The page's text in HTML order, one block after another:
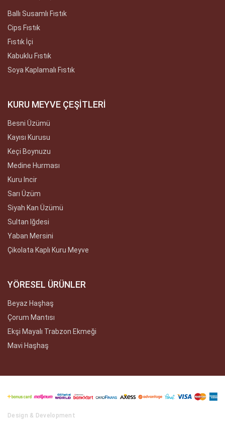
Ballı Susamlı Fıstık
Cips Fıstık
Fıstık İçi
Kabuklu Fıstık
Soya Kaplamalı Fıstık
KURU MEYVE ÇEŞİTLERİ
Besni Üzümü
Kayısı Kurusu
Keçi Boynuzu
Medine Hurması
Kuru Incir
Sarı Üzüm
Siyah Kan Üzümü
Sultan Iğdesi
Yaban Mersini
Çikolata Kaplı Kuru Meyve
YÖRESEL ÜRÜNLER
Beyaz Haşhaş
Çorum Mantısı
Ekşi Mayalı Trabzon Ekmeği
Mavi Haşhaş
Design & Development